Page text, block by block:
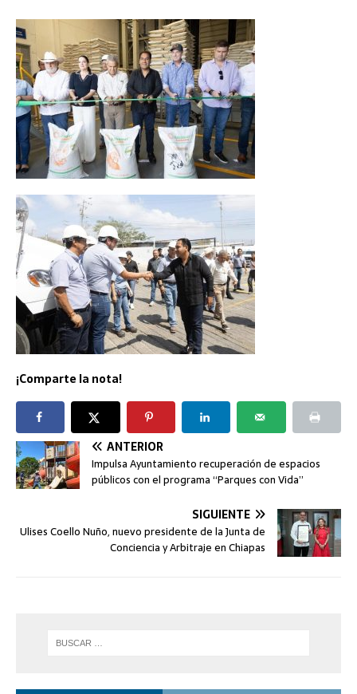
¡Comparte la nota!
ANTERIOR
Impulsa Ayuntamiento recuperación de espacios
públicos con el programa “Parques con Vida”
SIGUIENTE
Ulises Coello Nuño, nuevo presidente de la Junta de
Conciencia y Arbitraje en Chiapas